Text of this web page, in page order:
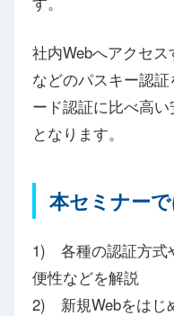
社内Webへアクセ
などのパスキー認
ード認証に比べ高
となります。
本セミナー
1) 各種の認証方式
便性などを解説
2) 新規Webをはじ